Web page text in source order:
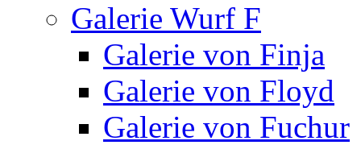
Galerie Wurf F
Galerie von Finja
Galerie von Floyd
Galerie von Fuchur